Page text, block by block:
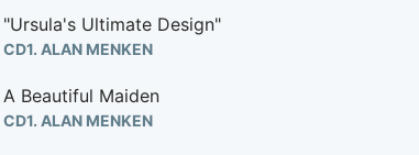
"Ursula's Ultimate Design"
CD1. ALAN MENKEN
A Beautiful Maiden
CD1. ALAN MENKEN